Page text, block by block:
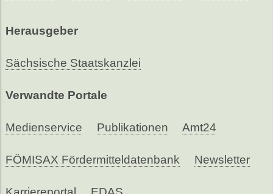
Herausgeber
Sächsische Staatskanzlei
Verwandte Portale
Medienservice Publikationen Amt24
FÖMISAX Fördermitteldatenbank Newsletter